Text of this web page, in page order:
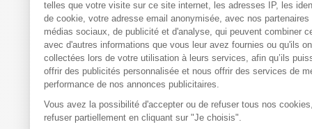
Bonjour,
Merci infiniment pour
retour positif ! Nous
ravis que vous
produit pratique et à
priorité, et nous
revoir bientôt sur